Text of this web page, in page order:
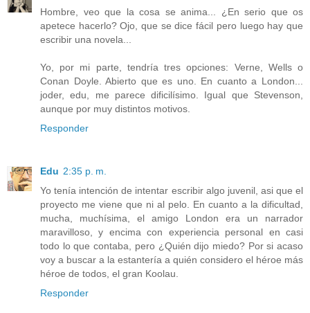
Hombre, veo que la cosa se anima... ¿En serio que os
apetece hacerlo? Ojo, que se dice fácil pero luego hay que
escribir una novela...
Yo, por mi parte, tendría tres opciones: Verne, Wells o
Conan Doyle. Abierto que es uno. En cuanto a London...
joder, edu, me parece dificilísimo. Igual que Stevenson,
aunque por muy distintos motivos.
Responder
Edu 2:35 p. m.
Yo tenía intención de intentar escribir algo juvenil, asi que el
proyecto me viene que ni al pelo. En cuanto a la dificultad,
mucha, muchísima, el amigo London era un narrador
maravilloso, y encima con experiencia personal en casi
todo lo que contaba, pero ¿Quién dijo miedo? Por si acaso
voy a buscar a la estantería a quién considero el héroe más
héroe de todos, el gran Koolau.
Responder